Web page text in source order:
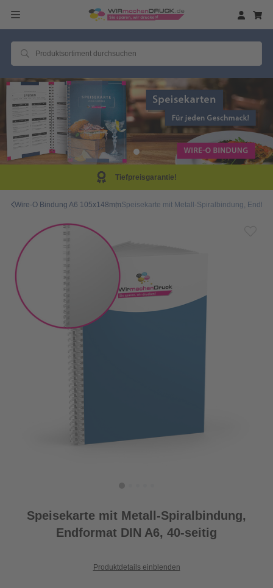
Wire-O Bindung A6 105x148mmSpeisekarte mit Metall-Spiralbindung,
Speisekarte mit Metall-Spiralbindung,
Endformat DIN A6, 40-seitig
Produktdetails einblenden